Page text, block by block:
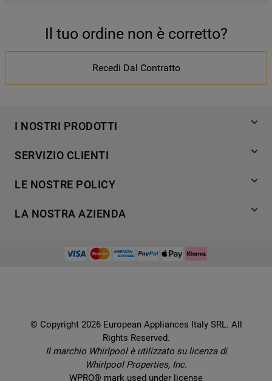
Il tuo ordine non è corretto?
Recedi Dal Contratto
I NOSTRI PRODOTTI
Refrigerazione
Cottura
Aria condizionata
Ricette
SERVIZIO CLIENTI
Supporto
Contatti
Service locator
Domande frequenti
Sul sicuro
LE NOSTRE POLICY
Cookie Policy
Etichette energetiche e schede prodotto
Codice etico
Dichiarazione di accessibilità
Preferenze Cookie
LA NOSTRA AZIENDA
Lavora con noi
© Copyright 2026 European Appliances Italy SRL. All
Rights Reserved.
Il marchio Whirlpool è utilizzato su licenza di
Whirlpool Properties, Inc.
WPRO® mark used under license